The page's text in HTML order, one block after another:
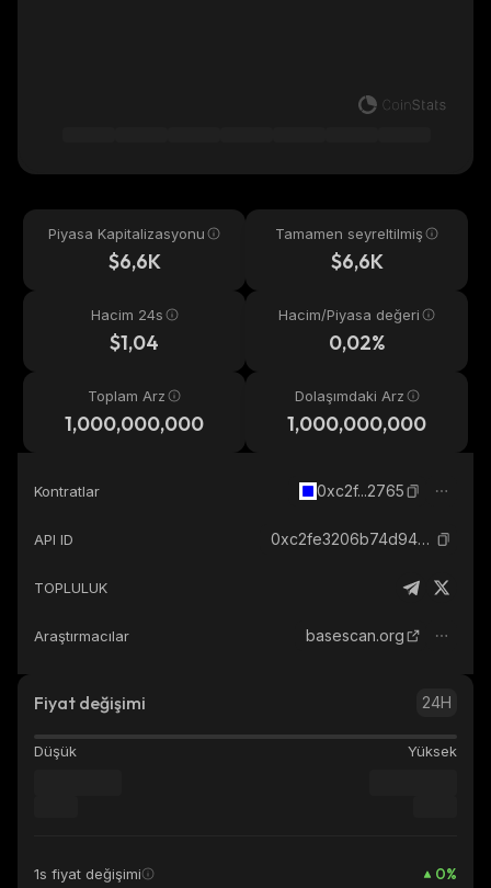
Piyasa Kapitalizasyonu
$6,6K
Tamamen seyreltilmiş
$6,6K
Hacim 24s
$1,04
Hacim/Piyasa değeri
0,02%
Toplam Arz
1,000,000,000
Dolaşımdaki Arz
1,000,000,000
Kontratlar 0xc2f...2765
API ID 0xc2fe3206b74d943ceadc187da6c5dbd1f63e2765_base
TOPLULUK
Araştırmacılar basescan.org
Fiyat değişimi 24H
Düşük Yüksek
1s fiyat değişimi 0%